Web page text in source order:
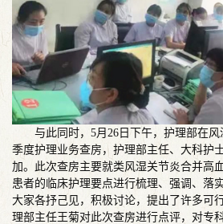
与此同时，5月26日下午，护理部在风
季度护理业务查房，护理部主任、大科护
加。此次查房主要就类风湿关节炎合并高
患者的临床护理要点进行梳理、强调、落
大家各抒己见，积极讨论，提出了许多可
理部主任王菊对此次查房进行点评，对专